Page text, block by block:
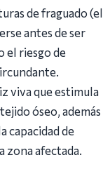
de fraguado (el
antes de ser
el riesgo de
viva que estimula
óseo, además
capacidad de
zona afectada.